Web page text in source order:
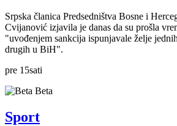
Srpska članica Predsedništva Bosne i
Cvijanović izjavila je danas da su prošla
"uvođenjem sankcija ispunjavale želje
drugih u BiH".
pre 15sati
Beta
Sport